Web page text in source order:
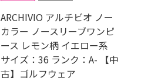
ARCHIVIO アルチビオ ノー
カラー ノースリーブワンピ
ース レモン柄 イエロー系
サイズ：36 ランク：A- 【中
古】ゴルフウェア